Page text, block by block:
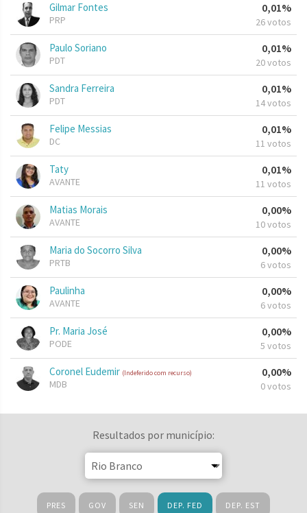
Gilmar Fontes
PRP
0,01%
26 votos
Paulo Soriano
PDT
0,01%
20 votos
Sandra Ferreira
PDT
0,01%
14 votos
Felipe Messias
DC
0,01%
11 votos
Taty
AVANTE
0,01%
11 votos
Matias Morais
AVANTE
0,00%
10 votos
Maria do Socorro Silva
PRTB
0,00%
6 votos
Paulinha
AVANTE
0,00%
6 votos
Pr. Maria José
PODE
0,00%
5 votos
Coronel Eudemir (Indeferido com recurso)
MDB
0,00%
0 votos
Resultados por município:
PRES GOV SEN DEP. FED DEP. EST